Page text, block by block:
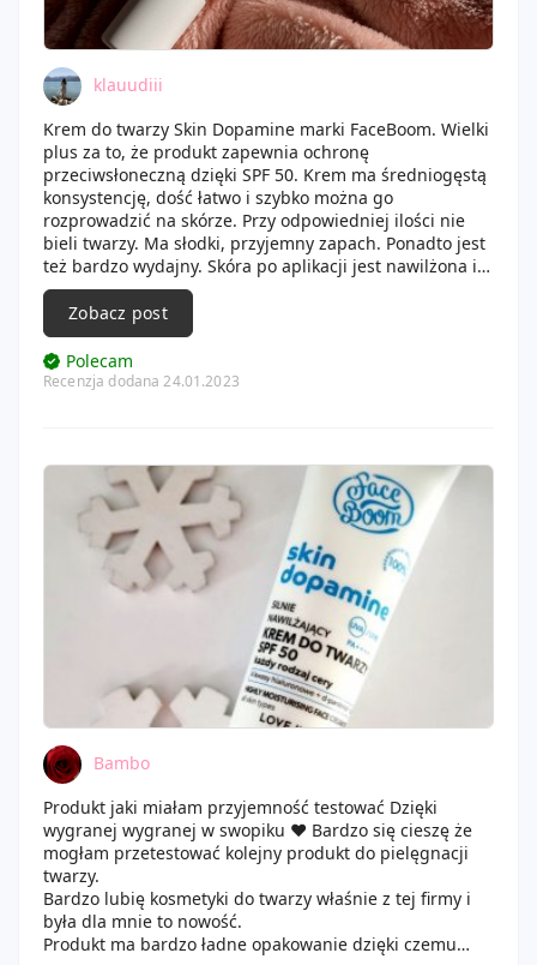
klauudiii
Krem do twarzy Skin Dopamine marki FaceBoom. Wielki
plus za to, że produkt zapewnia ochronę
przeciwsłoneczną dzięki SPF 50. Krem ma średniogęstą
konsystencję, dość łatwo i szybko można go
rozprowadzić na skórze. Przy odpowiedniej ilości nie
bieli twarzy. Ma słodki, przyjemny zapach. Ponadto jest
też bardzo wydajny. Skóra po aplikacji jest nawilżona i
odżywiona, z kolei makijaż trzyma się dobrze przez cały
dzień.
Zobacz post
Polecam
Recenzja dodana 24.01.2023
Bambo
Produkt jaki miałam przyjemność testować Dzięki
wygranej wygranej w swopiku ❤️ Bardzo się cieszę że
mogłam przetestować kolejny produkt do pielęgnacji
twarzy.
Bardzo lubię kosmetyki do twarzy właśnie z tej firmy i
była dla mnie to nowość.
Produkt ma bardzo ładne opakowanie dzięki czemu